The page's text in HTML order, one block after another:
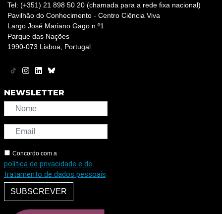
Tel: (+351) 21 898 50 20 (chamada para a rede fixa nacional)
Pavilhão do Conhecimento - Centro Ciência Viva
Largo José Mariano Gago n.º1
Parque das Nações
1990-073 Lisboa, Portugal
NEWSLETTER
Concordo com a
política de privacidade e de
tratamento de dados pessoais
SUBSCREVER